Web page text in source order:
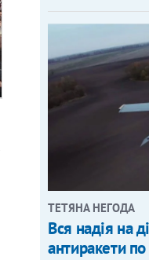
ТЕТЯНА НЕГОДА
Вся надія на
антиракети